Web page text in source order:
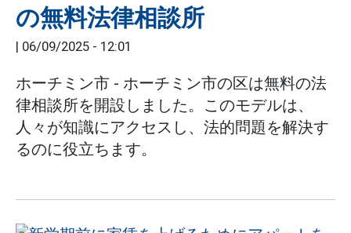
の無料法律相談所
06/09/2025 - 12:01
ホーチミン市 - ホーチミン市の区は無料の法
律相談所を開設しました。このモデルは、
人々が知識にアクセスし、法的問題を解決す
るのに役立ちます。